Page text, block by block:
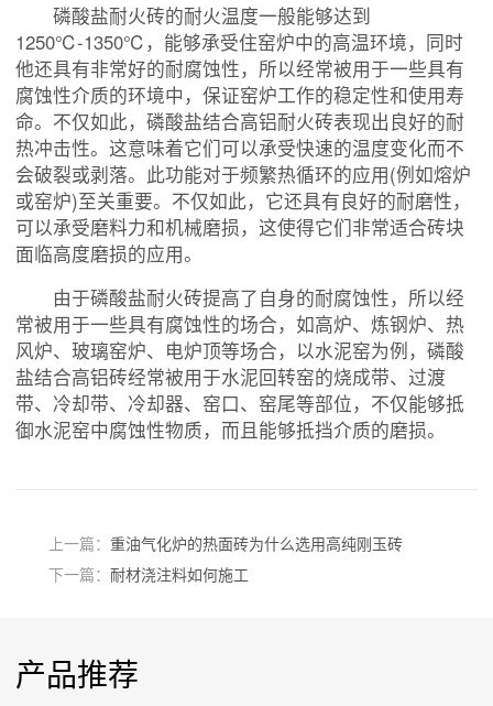
磷酸盐耐火砖的耐火温度一般能够达到
1250℃-1350℃，能够承受住窑炉中的高温环境，同时
他还具有非常好的耐腐蚀性，所以经常被用于一些具有
腐蚀性介质的环境中，保证窑炉工作的稳定性和使用寿
命。不仅如此，磷酸盐结合高铝耐火砖表现出良好的耐
热冲击性。这意味着它们可以承受快速的温度变化而不
会破裂或剥落。此功能对于频繁热循环的应用(例如熔炉
或窑炉)至关重要。不仅如此，它还具有良好的耐磨性，
可以承受磨料力和机械磨损，这使得它们非常适合砖块
面临高度磨损的应用。
由于磷酸盐耐火砖提高了自身的耐腐蚀性，所以经
常被用于一些具有腐蚀性的场合，如高炉、炼钢炉、热
风炉、玻璃窑炉、电炉顶等场合，以水泥窑为例，磷酸
盐结合高铝砖经常被用于水泥回转窑的烧成带、过渡
带、冷却带、冷却器、窑口、窑尾等部位，不仅能够抵
御水泥窑中腐蚀性物质，而且能够抵挡介质的磨损。
上一篇： 重油气化炉的热面砖为什么选用高纯刚玉砖
下一篇： 耐材浇注料如何施工
产品推荐